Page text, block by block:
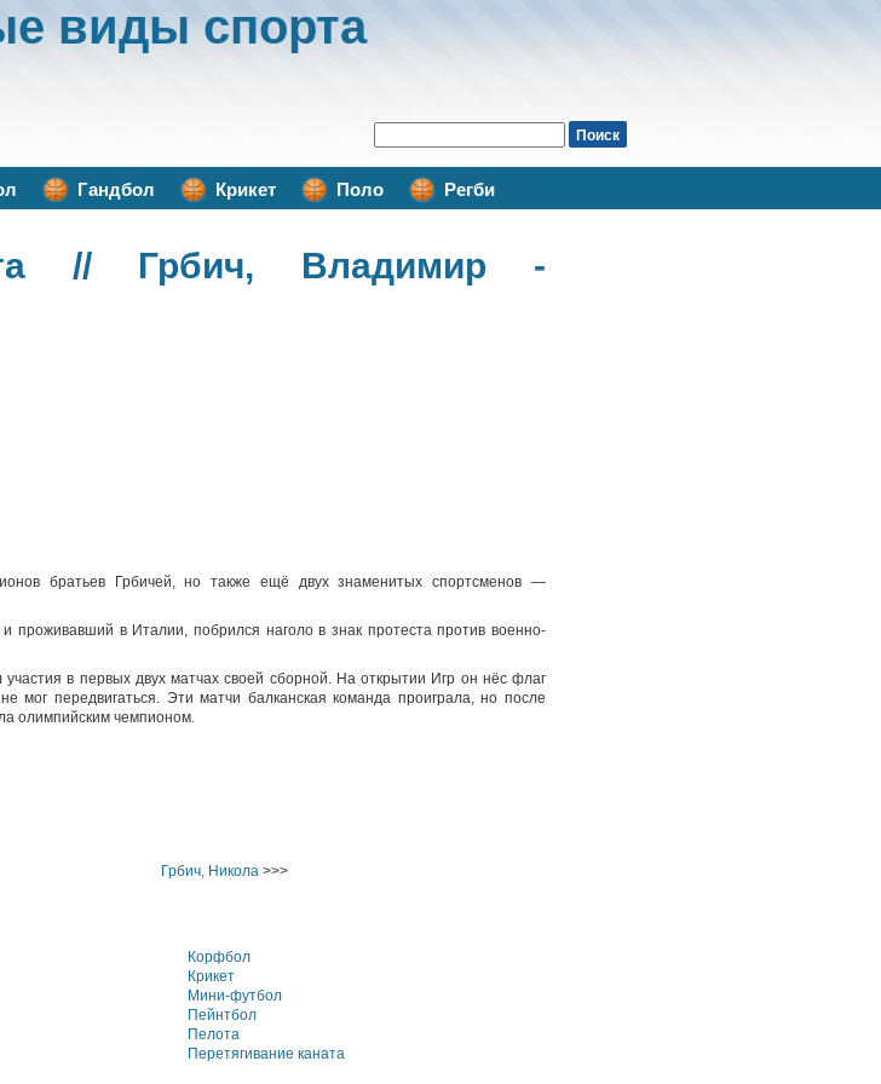
виды спорта
Гандбол Крикет Поло Регби
// Грбич, Владимир -
братьев Грбичей, но также ещё двух знаменитых спортсменов —
в Италии, побрился наголо в знак протеста против военно-
в первых двух матчах своей сборной. На открытии Игр он нёс флаг
передвигаться. Эти матчи балканская команда проиграла, но после
олимпийским чемпионом.
Грбич, Никола >>>
Корфбол
Крикет
Мини-футбол
Пейнтбол
Пелота
Перетягивание каната